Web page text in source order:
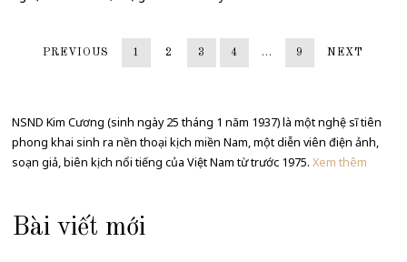
PREVIOUS 1 2 3 4 … 9 NEXT
NSND Kim Cương (sinh ngày 25 tháng 1 năm 1937) là một nghệ sĩ tiên
phong khai sinh ra nền thoại kịch miền Nam, một diễn viên điện ảnh,
soạn giả, biên kịch nổi tiếng của Việt Nam từ trước 1975.Xem thêm
Bài viết mới